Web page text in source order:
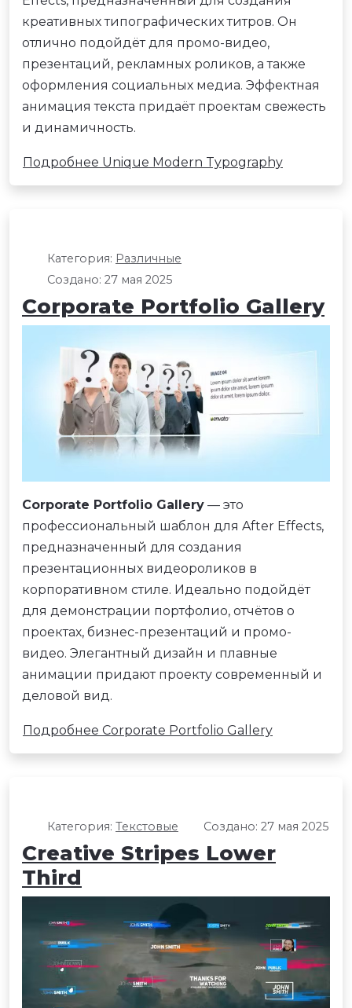
креативных типографических титров. Он
отлично подойдёт для промо-видео,
презентаций, рекламных роликов, а также
оформления социальных медиа. Эффектная
анимация текста придаёт проектам свежесть
и динамичность.
Подробнее Unique Modern Typography
Категория: Различные
Создано: 27 мая 2025
Corporate Portfolio Gallery
Corporate Portfolio Gallery — это
профессиональный шаблон для After Effects,
предназначенный для создания
презентационных видеороликов в
корпоративном стиле. Идеально подойдёт
для демонстрации портфолио, отчётов о
проектах, бизнес-презентаций и промо-
видео. Элегантный дизайн и плавные
анимации придают проекту современный и
деловой вид.
Подробнее Corporate Portfolio Gallery
Категория: Текстовые Создано: 27 мая 2025
Creative Stripes Lower
Third